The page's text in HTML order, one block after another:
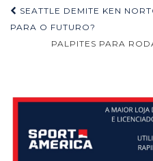
Navegação
de
SEATTLE DEMITE KEN
PARA O FUTURO?
PALPITES PARA